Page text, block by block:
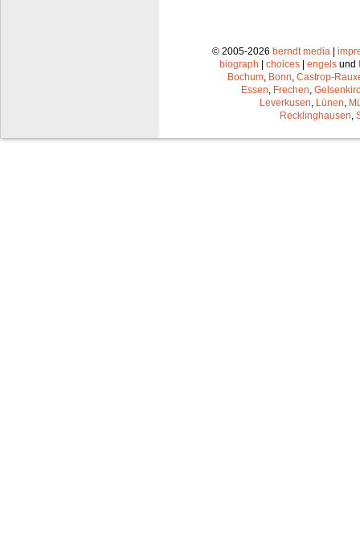
© 2005-2026 berndt media|
biograph
choices engels und
Bochum, Bonn, Castrop-
Essen, Frechen,
Leverkusen, Lünen,
Recklinghausen,